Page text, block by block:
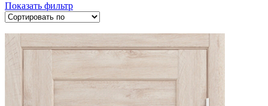
Показать фильтр